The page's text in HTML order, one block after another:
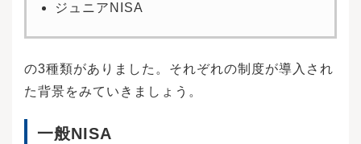
ジュニアNISA
の3種類がありました。それぞれの制度が導入され
た背景をみていきましょう。
一般NISA